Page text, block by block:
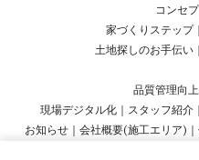
コンセ
家づくりステップ
土地探しのお手伝い
品質管理向
現場デジタル化
スタッフ紹介
お知らせ
会社概要(施工エリア)